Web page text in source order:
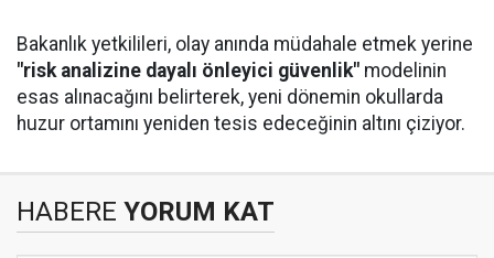
Bakanlık yetkilileri, olay anında müdahale etmek yerine
"risk analizine dayalı önleyici güvenlik" modelinin
esas alınacağını belirterek, yeni dönemin okullarda
huzur ortamını yeniden tesis edeceğinin altını çiziyor.
HABERE YORUM KAT